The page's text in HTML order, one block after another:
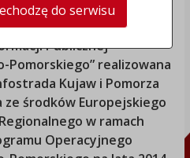
Systemu Regionalnego
Publicznej
Pomorskiego” realizowana
Kujaw i Pomorza
ze środków Europejskiego
w ramach
Operacyjnego
do serwisu